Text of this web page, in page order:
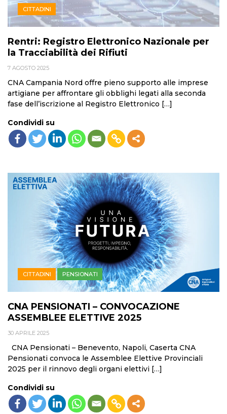
CITTADINI
Rentri: Registro Elettronico Nazionale per
la Tracciabilità dei Rifiuti
7 AGOSTO 2025
CNA Campania Nord offre pieno supporto alle imprese
artigiane per affrontare gli obblighi legati alla seconda
fase dell’iscrizione al Registro Elettronico […]
Condividi su
CITTADINI PENSIONATI
CNA PENSIONATI – CONVOCAZIONE
ASSEMBLEE ELETTIVE 2025
30 APRILE 2025
CNA Pensionati – Benevento, Napoli, Caserta CNA
Pensionati convoca le Assemblee Elettive Provinciali
2025 per il rinnovo degli organi elettivi […]
Condividi su